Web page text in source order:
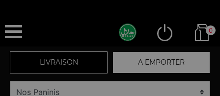
0
LIVRAISON A EMPORTER